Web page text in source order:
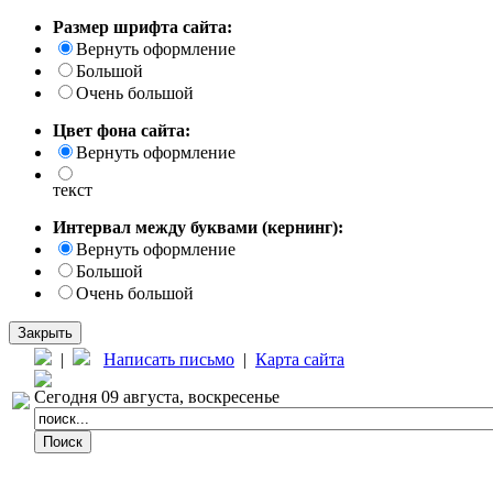
Размер шрифта сайта:
Вернуть оформление
Большой
Очень большой
Цвет фона сайта:
Вернуть оформление
текст
Интервал между буквами (кернинг):
Вернуть оформление
Большой
Очень большой
Закрыть
| Написать письмо | Карта сайта
Сегодня 09 августа, воскресенье